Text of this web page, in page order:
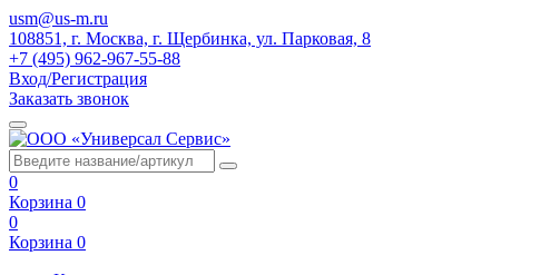
usm@us-m.ru
108851, г. Москва, г. Щербинка, ул. Парковая, 8
+7 (495) 962-967-55-88
Вход/Регистрация
Заказать звонок
0
Корзина 0
0
Корзина 0